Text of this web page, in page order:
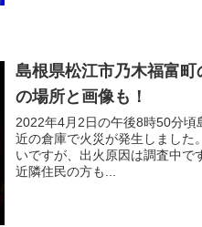
島根県松江市乃木福富
の場所と画像も！
2022年4月2日の午後8時50分
近の倉庫で火災が発生しました
いですが、出火原因は調査中で
近隣住民の方も...